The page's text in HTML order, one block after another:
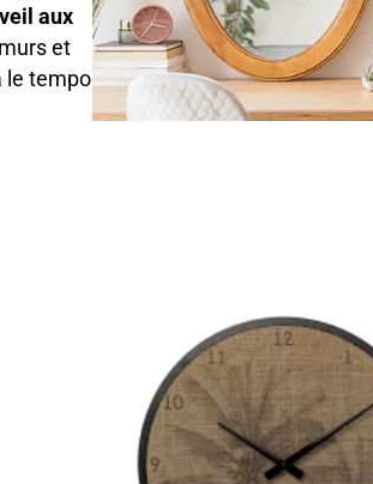
aux
et
le tempo